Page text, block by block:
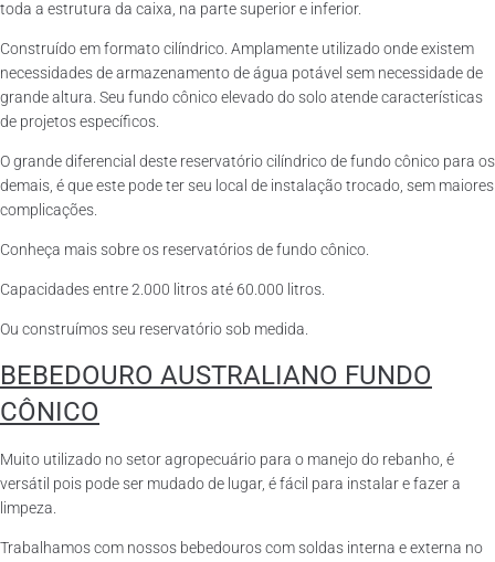
toda a estrutura da caixa, na parte superior e inferior.
Construído em formato cilíndrico. Amplamente utilizado onde existem
necessidades de armazenamento de água potável sem necessidade de
grande altura. Seu fundo cônico elevado do solo atende características
de projetos específicos.
O grande diferencial deste reservatório cilíndrico de fundo cônico para os
demais, é que este pode ter seu local de instalação trocado, sem maiores
complicações.
Conheça mais sobre os reservatórios de fundo cônico.
Capacidades entre 2.000 litros até 60.000 litros.
Ou construímos seu reservatório sob medida.
BEBEDOURO AUSTRALIANO FUNDO
CÔNICO
Muito utilizado no setor agropecuário para o manejo do rebanho, é
versátil pois pode ser mudado de lugar, é fácil para instalar e fazer a
limpeza.
Trabalhamos com nossos bebedouros com soldas interna e externa no